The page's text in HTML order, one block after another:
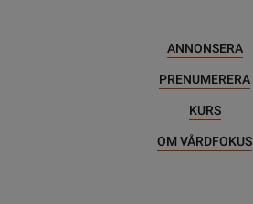
ANNONSERA
PRENUMERERA
KURS
OM VÅRDFOKUS